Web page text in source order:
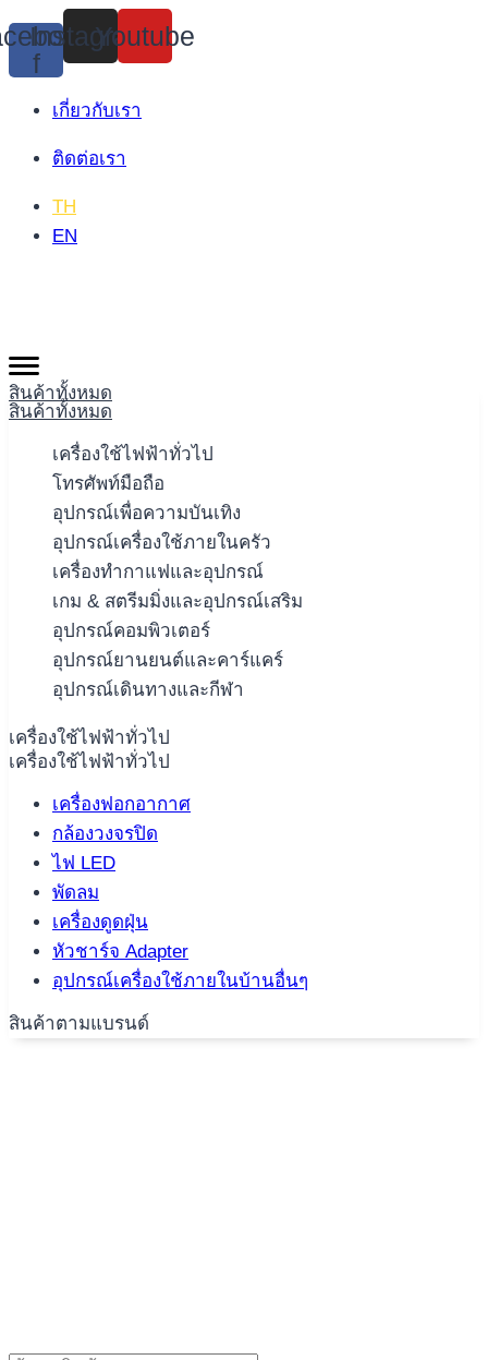
Skip
to
content
f
Instagram
Youtube
เกี่ยวกับเรา
ติดต่อเรา
TH
EN
สินค้าทั้งหมด
สินค้าทั้งหมด
เครื่องใช้ไฟฟ้าทั่วไป
โทรศัพท์มือถือ
อุปกรณ์เพื่อความบันเทิง
อุปกรณ์เครื่องใช้ภายในครัว
เครื่องทำกาแฟและอุปกรณ์
เกม & สตรีมมิ่งและอุปกรณ์เสริม
อุปกรณ์คอมพิวเตอร์
อุปกรณ์ยานยนต์และคาร์แคร์
อุปกรณ์เดินทางและกีฬา
เครื่องใช้ไฟฟ้าทั่วไป
เครื่องใช้ไฟฟ้าทั่วไป
เครื่องฟอกอากาศ
กล้องวงจรปิด
ไฟ LED
พัดลม
เครื่องดูดฝุ่น
หัวชาร์จ Adapter
อุปกรณ์เครื่องใช้ภายในบ้านอื่นๆ
สินค้าตามแบรนด์